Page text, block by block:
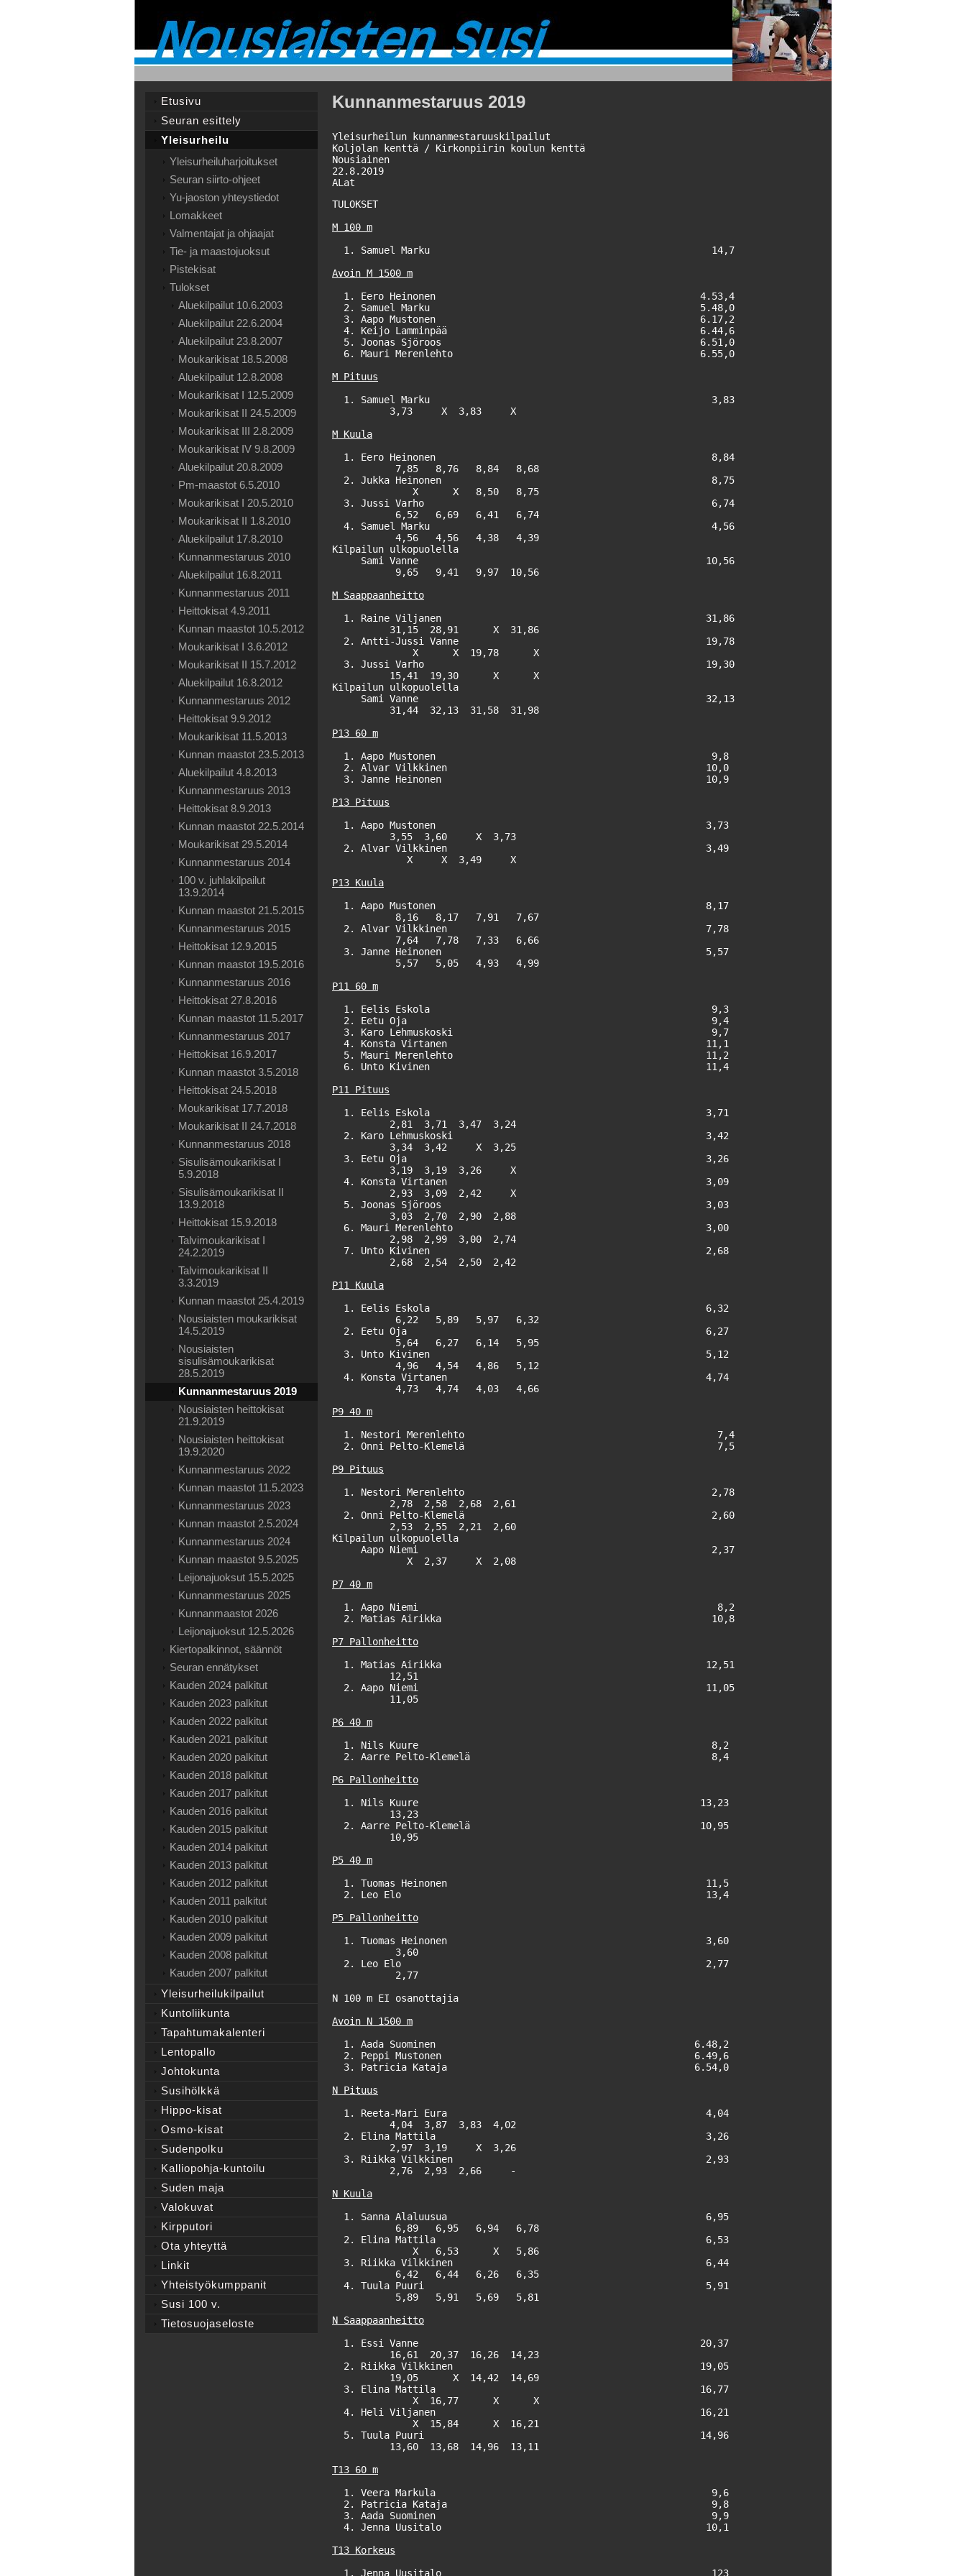
Kunnanmestaruus 2019
Yleisurheilun kunnanmestaruuskilpailut
Koljolan kenttä / Kirkonpiirin koulun kenttä
Nousiainen
22.8.2019
ALat
TULOKSET
M 100 m
  1. Samuel Marku                                                 14,7
Avoin M 1500 m
  1. Eero Heinonen                                              4.53,4
  2. Samuel Marku                                               5.48,0
  3. Aapo Mustonen                                              6.17,2
  4. Keijo Lamminpää                                            6.44,6
  5. Joonas Sjöroos                                             6.51,0
  6. Mauri Merenlehto                                           6.55,0
M Pituus
  1. Samuel Marku                                                 3,83
          3,73     X  3,83     X
M Kuula
  1. Eero Heinonen                                                8,84
           7,85   8,76   8,84   8,68
  2. Jukka Heinonen                                               8,75
              X      X   8,50   8,75
  3. Jussi Varho                                                  6,74
           6,52   6,69   6,41   6,74
  4. Samuel Marku                                                 4,56
           4,56   4,56   4,38   4,39
Kilpailun ulkopuolella
     Sami Vanne                                                  10,56
           9,65   9,41   9,97  10,56
M Saappaanheitto
  1. Raine Viljanen                                              31,86
          31,15  28,91      X  31,86
  2. Antti-Jussi Vanne                                           19,78
              X      X  19,78      X
  3. Jussi Varho                                                 19,30
          15,41  19,30      X      X
Kilpailun ulkopuolella
     Sami Vanne                                                  32,13
          31,44  32,13  31,58  31,98
P13 60 m
  1. Aapo Mustonen                                                9,8
  2. Alvar Vilkkinen                                             10,0
  3. Janne Heinonen                                              10,9
P13 Pituus
  1. Aapo Mustonen                                               3,73
          3,55  3,60     X  3,73
  2. Alvar Vilkkinen                                             3,49
             X     X  3,49     X
P13 Kuula
  1. Aapo Mustonen                                               8,17
           8,16   8,17   7,91   7,67
  2. Alvar Vilkkinen                                             7,78
           7,64   7,78   7,33   6,66
  3. Janne Heinonen                                              5,57
           5,57   5,05   4,93   4,99
P11 60 m
  1. Eelis Eskola                                                 9,3
  2. Eetu Oja                                                     9,4
  3. Karo Lehmuskoski                                             9,7
  4. Konsta Virtanen                                             11,1
  5. Mauri Merenlehto                                            11,2
  6. Unto Kivinen                                                11,4
  1. Eelis Eskola                                                3,71
          2,81  3,71  3,47  3,24
  2. Karo Lehmuskoski                                            3,42
          3,34  3,42     X  3,25
  3. Eetu Oja                                                    3,26
          3,19  3,19  3,26     X
  4. Konsta Virtanen                                             3,09
          2,93  3,09  2,42     X
  5. Joonas Sjöroos                                              3,03
          3,03  2,70  2,90  2,88
  6. Mauri Merenlehto                                            3,00
          2,98  2,99  3,00  2,74
  7. Unto Kivinen                                                2,68
          2,68  2,54  2,50  2,42
  1. Eelis Eskola                                                6,32
           6,22   5,89   5,97   6,32
  2. Eetu Oja                                                    6,27
           5,64   6,27   6,14   5,95
  3. Unto Kivinen                                                5,12
           4,96   4,54   4,86   5,12
  4. Konsta Virtanen                                             4,74
           4,73   4,74   4,03   4,66
  1. Nestori Merenlehto                                            7,4
  2. Onni Pelto-Klemelä                                            7,5
  1. Nestori Merenlehto                                           2,78
          2,78  2,58  2,68  2,61
  2. Onni Pelto-Klemelä                                           2,60
          2,53  2,55  2,21  2,60
Kilpailun ulkopuolella
     Aapo Niemi                                                   2,37
             X  2,37     X  2,08
P7 40 m
  1. Aapo Niemi                                                    8,2
  2. Matias Airikka                                               10,8
P7 Pallonheitto
  1. Matias Airikka                                              12,51
          12,51
  2. Aapo Niemi                                                  11,05
          11,05
  1. Nils Kuure                                                   8,2
  2. Aarre Pelto-Klemelä                                          8,4
  1. Nils Kuure                                                 13,23
          13,23
  2. Aarre Pelto-Klemelä                                        10,95
          10,95
P5 40 m
  1. Tuomas Heinonen                                             11,5
  2. Leo Elo                                                     13,4
P5 Pallonheitto
  1. Tuomas Heinonen                                             3,60
           3,60
  2. Leo Elo                                                     2,77
           2,77
N 100 m EI osanottajia
  1. Aada Suominen                                             6.48,2
  2. Peppi Mustonen                                            6.49,6
  3. Patricia Kataja                                           6.54,0
  1. Reeta-Mari Eura                                             4,04
          4,04  3,87  3,83  4,02
  2. Elina Mattila                                               3,26
          2,97  3,19     X  3,26
  3. Riikka Vilkkinen                                            2,93
          2,76  2,93  2,66     -
  1. Sanna Alaluusua                                             6,95
           6,89   6,95   6,94   6,78
  2. Elina Mattila                                               6,53
              X   6,53      X   5,86
  3. Riikka Vilkkinen                                            6,44
           6,42   6,44   6,26   6,35
  4. Tuula Puuri                                                 5,91
           5,89   5,91   5,69   5,81
N Saappaanheitto
  1. Essi Vanne                                                 20,37
          16,61  20,37  16,26  14,23
  2. Riikka Vilkkinen                                           19,05
          19,05      X  14,42  14,69
  3. Elina Mattila                                              16,77
              X  16,77      X      X
  4. Heli Viljanen                                              16,21
              X  15,84      X  16,21
  5. Tuula Puuri                                                14,96
          13,60  13,68  14,96  13,11
T13 60 m
  1. Veera Markula                                                9,6
  2. Patricia Kataja                                              9,8
  3. Aada Suominen                                                9,9
  4. Jenna Uusitalo                                              10,1
  1. Jenna Uusitalo                                               123
Etusivu
Seuran esittely
Yleisurheilu
Yleisurheiluharjoitukset
Seuran siirto-ohjeet
Yu-jaoston yhteystiedot
Lomakkeet
Valmentajat ja ohjaajat
Tie- ja maastojuoksut
Pistekisat
Tulokset
Aluekilpailut 10.6.2003
Aluekilpailut 22.6.2004
Aluekilpailut 23.8.2007
Moukarikisat 18.5.2008
Aluekilpailut 12.8.2008
Moukarikisat I 12.5.2009
Moukarikisat II 24.5.2009
Moukarikisat III 2.8.2009
Moukarikisat IV 9.8.2009
Aluekilpailut 20.8.2009
Pm-maastot 6.5.2010
Moukarikisat I 20.5.2010
Moukarikisat II 1.8.2010
Aluekilpailut 17.8.2010
Kunnanmestaruus 2010
Aluekilpailut 16.8.2011
Kunnanmestaruus 2011
Heittokisat 4.9.2011
Kunnan maastot 10.5.2012
Moukarikisat I 3.6.2012
Moukarikisat II 15.7.2012
Aluekilpailut 16.8.2012
Kunnanmestaruus 2012
Heittokisat 9.9.2012
Moukarikisat 11.5.2013
Kunnan maastot 23.5.2013
Aluekilpailut 4.8.2013
Kunnanmestaruus 2013
Heittokisat 8.9.2013
Kunnan maastot 22.5.2014
Moukarikisat 29.5.2014
Kunnanmestaruus 2014
100 v. juhlakilpailut
13.9.2014
Kunnan maastot 21.5.2015
Kunnanmestaruus 2015
Heittokisat 12.9.2015
Kunnan maastot 19.5.2016
Kunnanmestaruus 2016
Heittokisat 27.8.2016
Kunnan maastot 11.5.2017
Kunnanmestaruus 2017
Heittokisat 16.9.2017
Kunnan maastot 3.5.2018
Heittokisat 24.5.2018
Moukarikisat 17.7.2018
Moukarikisat II 24.7.2018
Kunnanmestaruus 2018
Sisulisämoukarikisat I
5.9.2018
Sisulisämoukarikisat II
13.9.2018
Heittokisat 15.9.2018
Talvimoukarikisat I
24.2.2019
Talvimoukarikisat II
3.3.2019
Kunnan maastot 25.4.2019
Nousiaisten moukarikisat
14.5.2019
Nousiaisten
sisulisämoukarikisat
28.5.2019
Kunnanmestaruus 2019
Nousiaisten heittokisat
21.9.2019
Nousiaisten heittokisat
19.9.2020
Kunnanmestaruus 2022
Kunnan maastot 11.5.2023
Kunnanmestaruus 2023
Kunnan maastot 2.5.2024
Kunnanmestaruus 2024
Kunnan maastot 9.5.2025
Leijonajuoksut 15.5.2025
Kunnanmestaruus 2025
Kunnanmaastot 2026
Leijonajuoksut 12.5.2026
Kiertopalkinnot, säännöt
Seuran ennätykset
Kauden 2024 palkitut
Kauden 2023 palkitut
Kauden 2022 palkitut
Kauden 2021 palkitut
Kauden 2020 palkitut
Kauden 2018 palkitut
Kauden 2017 palkitut
Kauden 2016 palkitut
Kauden 2015 palkitut
Kauden 2014 palkitut
Kauden 2013 palkitut
Kauden 2012 palkitut
Kauden 2011 palkitut
Kauden 2010 palkitut
Kauden 2009 palkitut
Kauden 2008 palkitut
Kauden 2007 palkitut
Yleisurheilukilpailut
Kuntoliikunta
Tapahtumakalenteri
Lentopallo
Johtokunta
Susihölkkä
Hippo-kisat
Osmo-kisat
Sudenpolku
Kalliopohja-kuntoilu
Suden maja
Valokuvat
Kirpputori
Ota yhteyttä
Linkit
Yhteistyökumppanit
Susi 100 v.
Tietosuojaseloste